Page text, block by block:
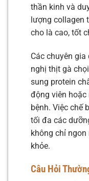
thần kinh và
lượng collagen
cho là cao, tốt
Các chuyên
nghị thịt gà
sung protein
động viên
bệnh. Việc chế
tối đa các
không chỉ
khỏe.
Câu Hỏi